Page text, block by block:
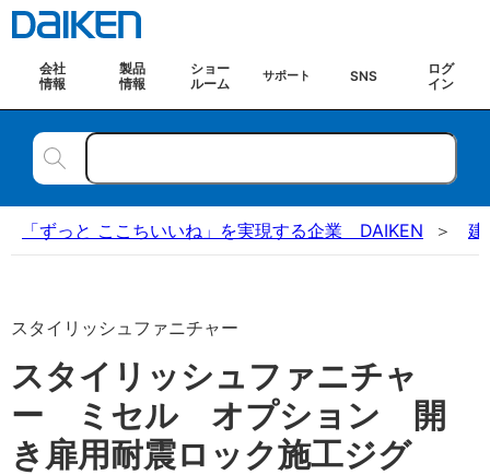
会社
情報
製品
情報
ショー
ルーム
サポート SNS
ログ
イン
「ずっと ここちいいね」を実現する企業 DAIKEN 建
スタイリッシュファニチャー
スタイリッシュファニチャ
ー ミセル オプション 開
き扉用耐震ロック施工ジグ